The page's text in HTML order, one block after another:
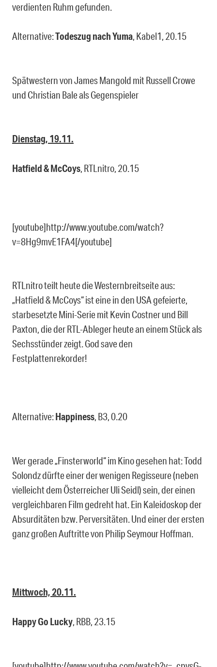
verdienten Ruhm gefunden.
Alternative:Todeszug nach Yuma, Kabel1, 20.15
Spätwestern von James Mangold mit Russell Crowe
und Christian Bale als Gegenspieler
Dienstag, 19.11.
Hatfield & McCoys, RTLnitro, 20.15
[youtube]http://www.youtube.com/watch?
v=8Hg9mvE1FA4[/youtube]
RTLnitro teilt heute die Westernbreitseite aus:
„Hatfield & McCoys“ ist eine in den USA gefeierte,
starbesetzte Mini-Serie mit Kevin Costner und Bill
Paxton, die der RTL-Ableger heute an einem Stück als
Sechsstünder zeigt. God save den
Festplattenrekorder!
Alternative:Happiness, B3, 0.20
Wer gerade „Finsterworld“ im Kino gesehen hat: Todd
Solondz dürfte einer der wenigen Regisseure (neben
vielleicht dem Österreicher Uli Seidl) sein, der einen
vergleichbaren Film gedreht hat. Ein Kaleidoskop der
Absurditäten bzw. Perversitäten. Und einer der ersten
ganz großen Auftritte von Philip Seymour Hoffman.
Mittwoch, 20.11.
Happy Go Lucky, RBB, 23.15